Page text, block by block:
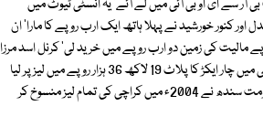
کو ایف بی آر سے ای او بی آئی میں لے آئے' یہ انسٹی ٹیوٹ میں
کنور خورشید نے پہلا ہاتھ ایک ارب روپے کا مارا' ان
کی زمین دو ارب روپے میں خرید لی' کرنل اسد مرزا
دانیال عزیز کے پھوپھا ہیں' کرنل صاحب نے 94-1993ء میں سندھ حکومت سے ملیر کراچی میں چار ایکڑ کا پلاٹ 19 لاکھ 36 ہزار روپے میں لیز پر لیا
تھا' یہ پلاٹ دانیال عزیز کی پھوپھی نگہت اسد اور پھوپھی زاد بہن ماہم اسد کے نام تھا' حکومت سندھ نے 2004ء میں کراچی کی تمام لیز منسوخ کر